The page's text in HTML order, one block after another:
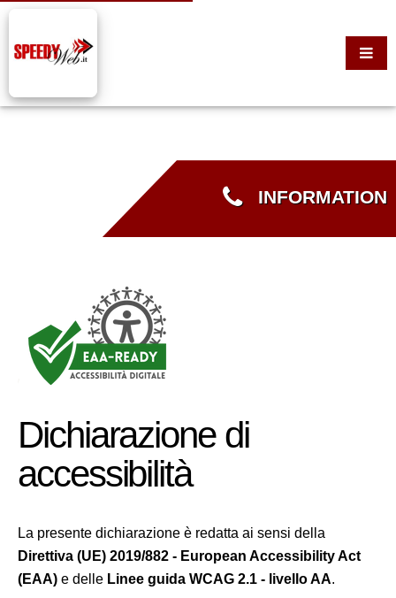
INFORMATION
Dichiarazione di
accessibilità
La presente dichiarazione è redatta ai sensi della
Direttiva (UE) 2019/882 - European Accessibility Act
(EAA) e delle Linee guida WCAG 2.1 - livello AA.